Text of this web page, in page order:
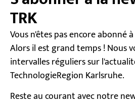
TRK
Vous n'êtes pas encore abonné
Alors il est grand temps ! Nous
intervalles réguliers sur
TechnologieRegion Karlsruhe.
Reste au courant avec notre